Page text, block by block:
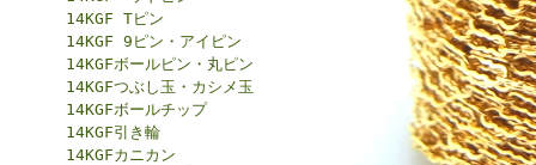
14KGF Tピン
14KGF 9ピン・アイピン
14KGFボールピン・丸ピン
14KGFつぶし玉・カシメ玉
14KGFボールチップ
14KGF引き輪
14KGFカニカン